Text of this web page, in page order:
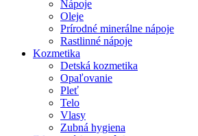
Nápoje
Oleje
Prírodné minerálne nápoje
Rastlinné nápoje
Kozmetika
Detská kozmetika
Opaľovanie
Pleť
Telo
Vlasy
Zubná hygiena